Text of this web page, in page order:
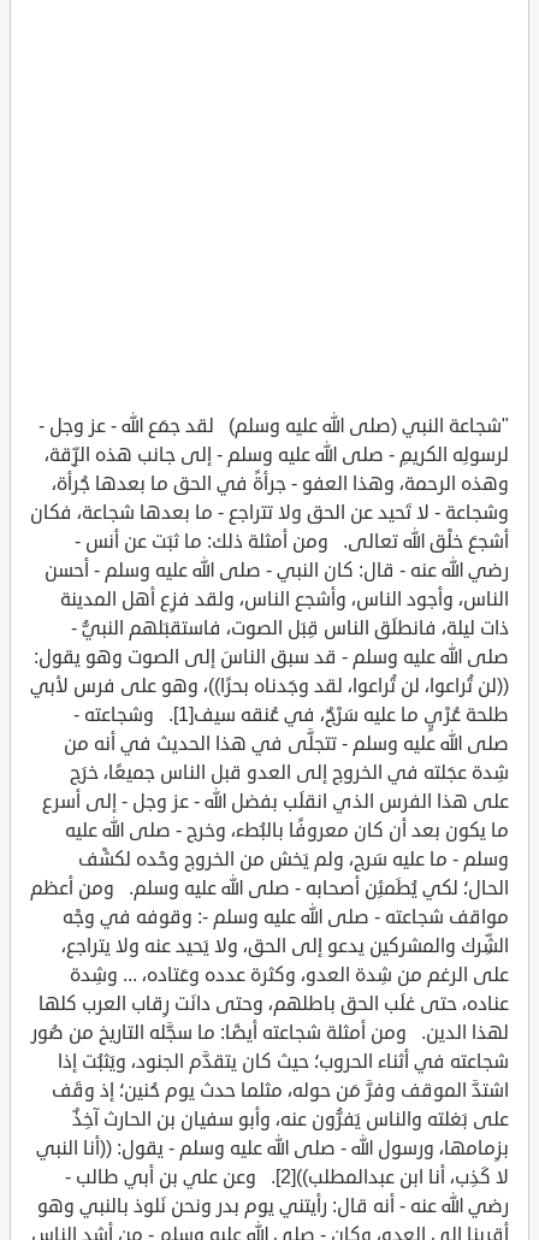
"شجاعة النبي (صلى الله عليه وسلم) لقد جمَع الله - عز وجل -
لرسولِه الكريمِ - صلى الله عليه وسلم - إلى جانب هذه الرِّقة،
وهذه الرحمة، وهذا العفو - جرأةً في الحق ما بعدها جُرأة،
وشجاعة - لا تَحيد عن الحق ولا تتراجع - ما بعدها شجاعة، فكان
أشجعَ خلْق الله تعالى. ومن أمثلة ذلك: ما ثبَت عن أنس -
رضي الله عنه - قال: كان النبي - صلى الله عليه وسلم - أحسن
الناس، وأجود الناس، وأشجع الناس، ولقد فزِع أهل المدينة
ذات ليلة، فانطلَق الناس قِبَل الصوت، فاستقبَلهم النبيُّ -
صلى الله عليه وسلم - قد سبق الناسَ إلى الصوت وهو يقول:
((لن تُراعوا، لن تُراعوا، لقد وجَدناه بحرًا))، وهو على فرس لأبي
طلحة عُرْيٍ ما عليه سَرْجٌ، في عُنقه سيف[1]. وشجاعته -
صلى الله عليه وسلم - تتجلَّى في هذا الحديث في أنه من
شِدة عجَلته في الخروج إلى العدو قبل الناس جميعًا، خرَج
على هذا الفرس الذي انقلَب بفضل الله - عز وجل - إلى أسرع
ما يكون بعد أن كان معروفًا بالبُطء، وخرج - صلى الله عليه
وسلم - ما عليه سَرج، ولم يَخش من الخروج وحْده لكشْف
الحال؛ لكي يُطَمئِن أصحابه - صلى الله عليه وسلم. ومن أعظم
مواقف شجاعته - صلى الله عليه وسلم -: وقوفه في وجْه
الشِّرك والمشركين يدعو إلى الحق، ولا يَحيد عنه ولا يتراجع،
على الرغم من شِدة العدو، وكثرة عدده وعَتاده، ... وشِدة
عناده، حتى غلَب الحق باطلهم، وحتى دانَت رِقاب العرب كلها
لهذا الدين. ومن أمثلة شجاعته أيضًا: ما سجَّله التاريخ من صُور
شجاعته في أثناء الحروب؛ حيث كان يتقدَّم الجنود، ويَثبُت إذا
اشتدَّ الموقف وفرَّ مَن حوله، مثلما حدث يوم حُنين؛ إذ وقَف
على بَغلته والناس يَفرُّون عنه، وأبو سفيان بن الحارث آخِذٌ
بزِمامها، ورسول الله - صلى الله عليه وسلم - يقول: ((أنا النبي
لا كَذِب، أنا ابن عبدالمطلب))[2]. وعن علي بن أبي طالب -
رضي الله عنه - أنه قال: رأيتني يوم بدر ونحن نَلوذ بالنبي وهو